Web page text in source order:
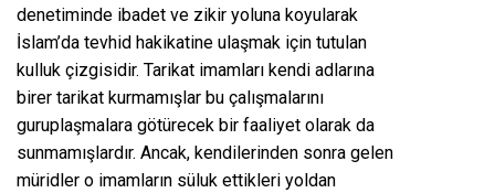
denetiminde ibadet ve zikir yoluna koyularak
İslam’da tevhid hakikatine ulaşmak için tutulan
kulluk çizgisidir. Tarikat imamları kendi adlarına
birer tarikat kurmamışlar bu çalışmalarını
guruplaşmalara götürecek bir faaliyet olarak da
sunmamışlardır. Ancak, kendilerinden sonra gelen
müridler o imamların süluk ettikleri yoldan